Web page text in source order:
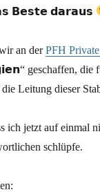
𝗕𝗲𝘀𝘁𝗲 𝗱𝗮𝗿𝗮𝘂𝘀
an derPFH
geschaffen, die für
Leitung dieser
ich jetzt auf einmal
schlüpfe.